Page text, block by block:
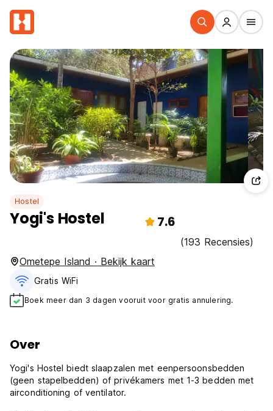
Hostel
Yogi's Hostel 7.6
(193 Recensies)
Ometepe Island · Bekijk kaart
Gratis WiFi
Boek meer dan 3 dagen vooruit voor gratis annulering.
Over
Yogi's Hostel biedt slaapzalen met eenpersoonsbedden
(geen stapelbedden) of privékamers met 1-3 bedden met
airconditioning of ventilator.